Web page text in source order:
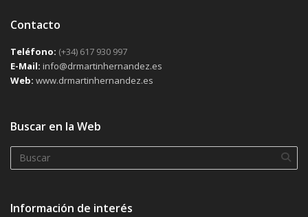
Contacto
Teléfono: (+34) 617 930 997
E-Mail: info@drmartinhernandez.es
Web: www.drmartinhernandez.es
Buscar en la Web
Información de interés